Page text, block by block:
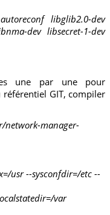
libglib2.0-dev
dev libsecret-1-dev
une par une pour
GIT, compiler
network-manager-
usr --sysconfdir=/etc --
var